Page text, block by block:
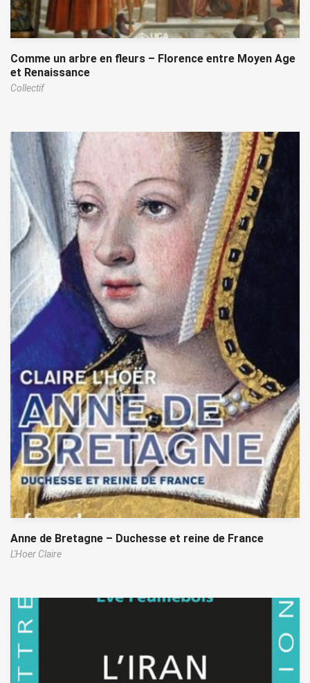
Comme un arbre en fleurs – Florence entre Moyen Age
et Renaissance
Collectif
Anne de Bretagne – Duchesse et reine de France
L'Hoer Claire